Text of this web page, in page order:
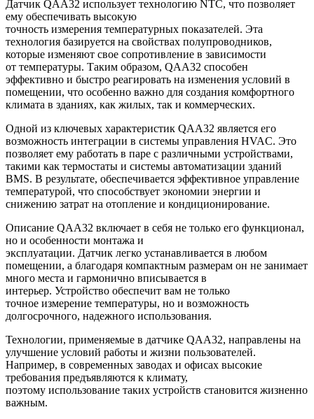
Датчик QAA32 использует технологию NTC, что позволяет
ему обеспечивать высокую
точность измерения температурных показателей. Эта
технология базируется на свойствах полупроводников,
которые изменяют свое сопротивление в зависимости
от температуры. Таким образом, QAA32 способен
эффективно и быстро реагировать на изменения условий в
помещении, что особенно важно для создания комфортного
климата в зданиях, как жилых, так и коммерческих.
Одной из ключевых характеристик QAA32 является его
возможность интеграции в системы управления HVAC. Это
позволяет ему работать в паре с различными устройствами,
такими как термостаты и системы автоматизации зданий
BMS. В результате, обеспечивается эффективное управление
температурой, что способствует экономии энергии и
снижению затрат на отопление и кондиционирование.
Описание QAA32 включает в себя не только его функционал,
но и особенности монтажа и
эксплуатации. Датчик легко устанавливается в любом
помещении, а благодаря компактным размерам он не занимает
много места и гармонично вписывается в
интерьер. Устройство обеспечит вам не только
точное измерение температуры, но и возможность
долгосрочного, надежного использования.
Технологии, применяемые в датчике QAA32, направлены на
улучшение условий работы и жизни пользователей.
Например, в современных заводах и офисах высокие
требования предъявляются к климату,
поэтому использование таких устройств становится жизненно
важным.